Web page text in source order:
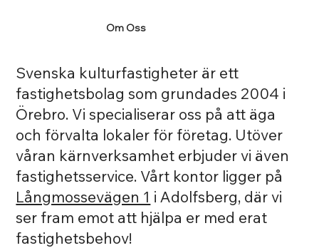
Svenska kulturfastigheter är ett
fastighetsbolag som grundades 2004 i
Örebro. Vi specialiserar oss på att äga
och förvalta lokaler för företag. Utöver
våran kärnverksamhet erbjuder vi även
fastighetsservice. Vårt kontor ligger på
Långmossevägen 1 i Adolfsberg, där vi
ser fram emot att hjälpa er med erat
fastighetsbehov!
Om Oss